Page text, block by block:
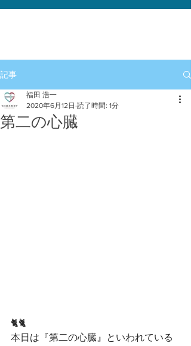
記事
第二の心臓
福田 浩一
2020年6月12日 読了時間: 1分
🐈🐈
本日は『第二の心臓』といわれている